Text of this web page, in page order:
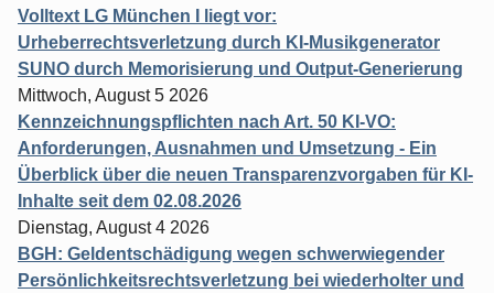
Volltext LG München I liegt vor:
Urheberrechtsverletzung durch KI-Musikgenerator
SUNO durch Memorisierung und Output-Generierung
Mittwoch, August 5 2026
Kennzeichnungspflichten nach Art. 50 KI-VO:
Anforderungen, Ausnahmen und Umsetzung - Ein
Überblick über die neuen Transparenzvorgaben für KI-
Inhalte seit dem 02.08.2026
Dienstag, August 4 2026
BGH: Geldentschädigung wegen schwerwiegender
Persönlichkeitsrechtsverletzung bei wiederholter und